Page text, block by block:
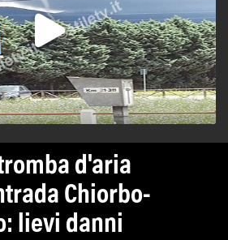
d'aria
Chiorbo-
lievi danni